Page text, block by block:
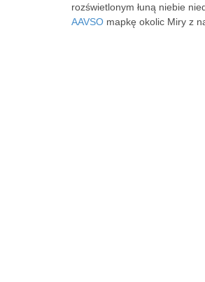
rozświetlonym łuną niebie
AAVSO mapkę okolic Miry z